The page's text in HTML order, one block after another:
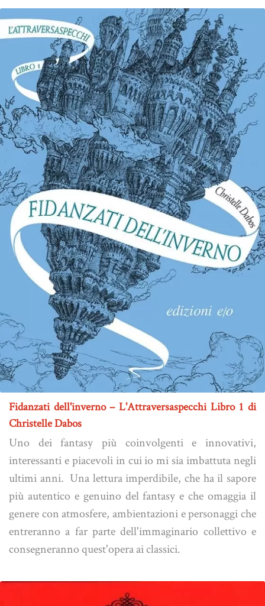
Fidanzati dell'inverno – L'Attraversaspecchi Libro 1 di
Christelle Dabos
Uno dei fantasy più coinvolgenti e innovativi,
interessanti e piacevoli in cui io mi sia imbattuta negli
ultimi anni. Una lettura imperdibile, che ha il sapore
più autentico e genuino del fantasy e che omaggia il
genere con atmosfere, ambientazioni e personaggi che
entreranno a far parte dell'immaginario collettivo e
consegneranno quest'opera ai classici.